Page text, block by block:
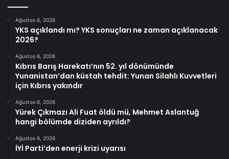
Ağustos 6, 2026
YKS açıklandı mı? YKS sonuçları ne zaman açıklanacak
2026?
Ağustos 6, 2026
Kıbrıs Barış Harekatı’nın 52. yıl dönümünde
Yunanistan’dan küstah tehdit: Yunan Silahlı Kuvvetleri
için Kıbrıs yakındır
Ağustos 6, 2026
Yürek Çıkmazı Ali Fuat öldü mü, Mehmet Aslantuğ
hangi bölümde diziden ayrıldı?
Ağustos 6, 2026
İYİ Parti’den enerji krizi uyarısı